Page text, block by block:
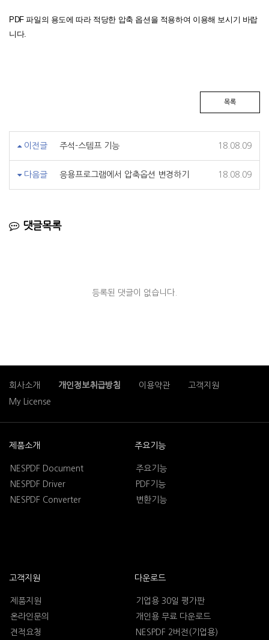
PDF 파일의 용도에 따라 적당한 압축 옵션을 적용하여 이용해 보시기 바랍
니다.
목록
이전글 주석-스템프 기능 18.08.09
다음글 응용프로그램에서 압축옵션 변경하기 18.08.09
댓글목록
등록된 댓글이 없습니다.
회사소개 개인정보취급방침 이용약관
고객지원
My License
제품소개
NESPDF Document
NESPDF Driver
NESPDF Converter
주요기능
주요기능
PDF기능
변환기능
고객지원
제품지원
온라인문의
견적요청
다운로드
기업용 30일 평가판
개인용 무료 다운로드
NESPDF 2버전(기업용)